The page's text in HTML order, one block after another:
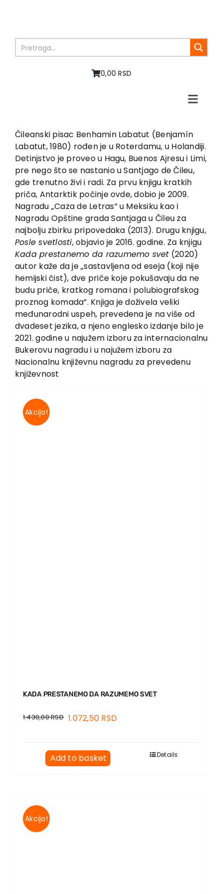
0,00 RSD
Toggle
About us
Books
In preparation
Sale
Authors
News
EU PROJECTS
Contact
Čileanski pisac Benhamin Labatut (Benjamín
Labatut, 1980) rođen je u Roterdamu, u Holandiji.
Detinjstvo je proveo u Hagu, Buenos Ajresu i Limi,
pre nego što se nastanio u Santjago de Čileu,
gde trenutno živi i radi. Za prvu knjigu kratkih
priča, Antarktik počinje ovde, dobio je 2009.
Nagradu „Caza de Letras” u Meksiku kao i
Nagradu Opštine grada Santjaga u Čileu za
najbolju zbirku pripovedaka (2013). Drugu knjigu,
Posle svetlosti, objavio je 2016. godine. Za knjigu
Kada prestanemo da razumemo svet (2020)
autor kaže da je „sastavljena od eseja (koji nije
hemijski čist), dve priče koje pokušavaju da ne
budu priče, kratkog romana i polubiografskog
proznog komada”. Knjiga je doživela veliki
međunarodni uspeh, prevedena je na više od
dvadeset jezika, a njeno englesko izdanje bilo je
2021. godine u najužem izboru za internacionalnu
Bukerovu nagradu i u najužem izboru za
Nacionalnu književnu nagradu za prevedenu
književnost
Akcija!
KADA PRESTANEMO DA RAZUMEMO SVET
1.430,00RSD 1.072,50 RSD
Add to basket Details
Akcija!